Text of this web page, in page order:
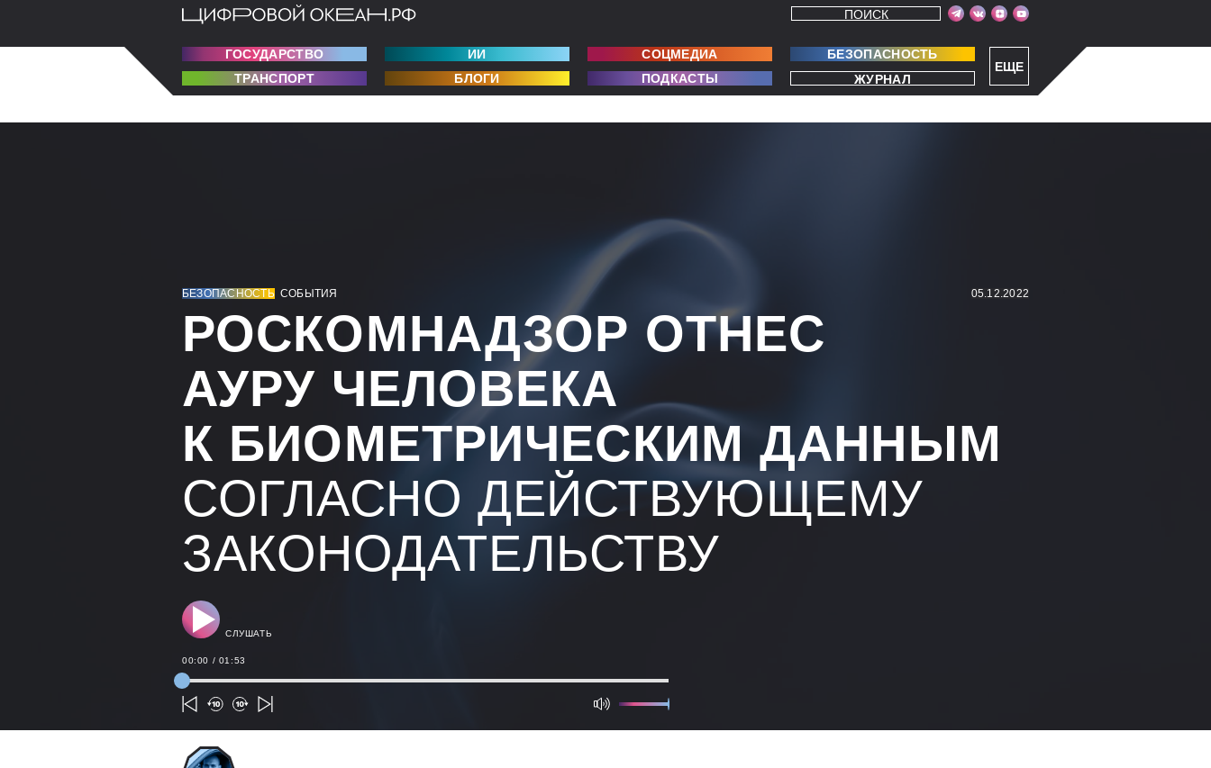
ЕЩЕ
ПОИСК
ГОСУДАРСТВО ИИ СОЦМЕДИА
БЕЗОПАСНОСТЬ
ТРАНСПОРТ
БЛОГИ ПОДКАСТЫ ЖУРНАЛ
БЕЗОПАСНОСТЬ СОБЫТИЯ 05.12.2022
РОСКОМНАДЗОР ОТНЕС
АУРУ ЧЕЛОВЕКА
К БИОМЕТРИЧЕСКИМ ДАННЫМ
СОГЛАСНО ДЕЙСТВУЮЩЕМУ
ЗАКОНОДАТЕЛЬСТВУ
СЛУШАТЬ
00:00 / 01:53